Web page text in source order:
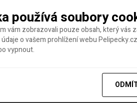
používá soubory
vám zobrazovali pouze obsah, který vás
o vašem prohlížení webu
vypnout.